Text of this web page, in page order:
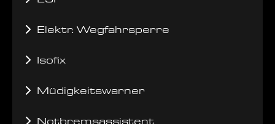
Elektr. Wegfahrsperre
Isofix
Müdigkeitswarner
Notbremsassistent